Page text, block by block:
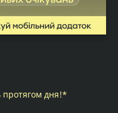
протягом дня!*